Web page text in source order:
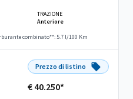
TRAZIONE
Anteriore
combinato**: 5.7 l/100 Km
Prezzo di listino
€ 40.250*